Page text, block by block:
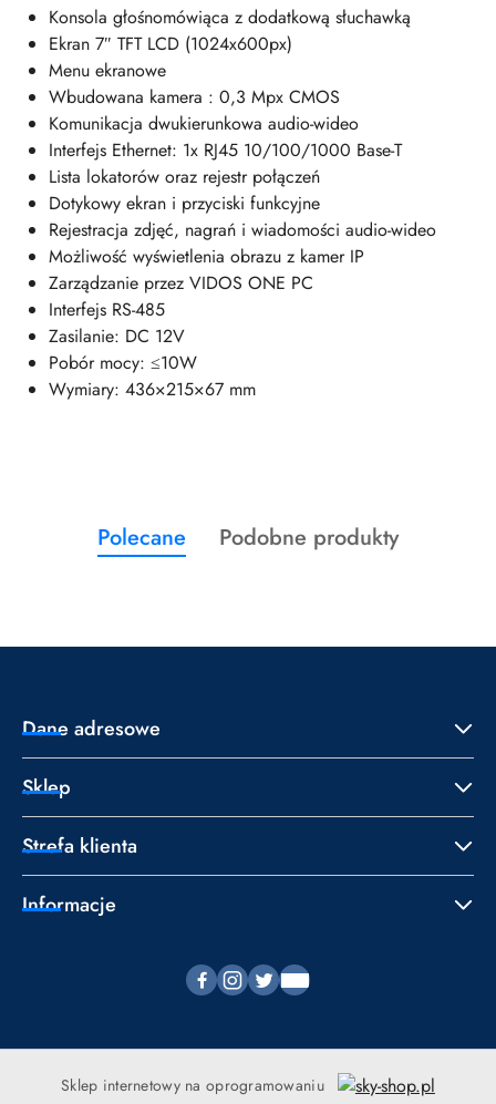
Konsola głośnomówiąca z dodatkową słuchawką
Ekran 7″ TFT LCD (1024x600px)
Menu ekranowe
Wbudowana kamera : 0,3 Mpx CMOS
Komunikacja dwukierunkowa audio-wideo
Interfejs Ethernet: 1x RJ45 10/100/1000 Base-T
Lista lokatorów oraz rejestr połączeń
Dotykowy ekran i przyciski funkcyjne
Rejestracja zdjęć, nagrań i wiadomości audio-wideo
Możliwość wyświetlenia obrazu z kamer IP
Zarządzanie przez VIDOS ONE PC
Interfejs RS-485
Zasilanie: DC 12V
Pobór mocy: ≤10W
Wymiary: 436×215×67 mm
Pomiń karuzelę produktów
Produkty
o
Polecane
Produkty
Podobne produkty
Dane adresowe
Sklep
Strefa klienta
Informacje
Sklep internetowy na oprogramowaniu